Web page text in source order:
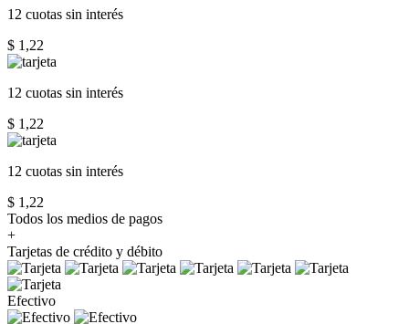
12 cuotas sin interés
$ 1,22
12 cuotas sin interés
$ 1,22
12 cuotas sin interés
$ 1,22
Todos los medios de pagos
+
Tarjetas de crédito y débito
Efectivo